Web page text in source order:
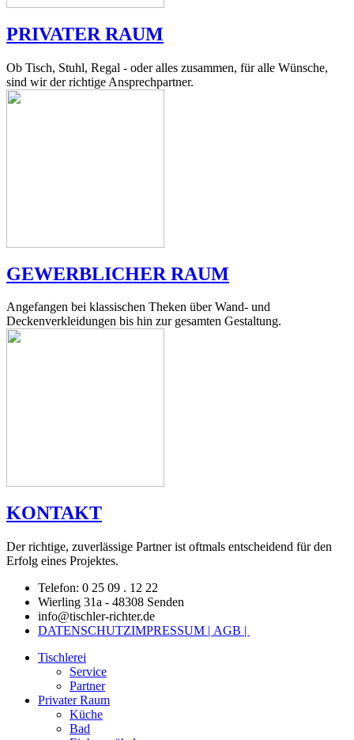
PRIVATER RAUM
Ob Tisch, Stuhl, Regal - oder alles zusammen, für alle Wünsche,
sind wir der richtige Ansprechpartner.
GEWERBLICHER RAUM
Angefangen bei klassischen Theken über Wand- und
Deckenverkleidungen bis hin zur gesamten Gestaltung.
KONTAKT
Der richtige, zuverlässige Partner ist oftmals entscheidend für den
Erfolg eines Projektes.
Telefon: 0 25 09 . 12 22
Wierling 31a - 48308 Senden
info@tischler-richter.de
DATENSCHUTZIMPRESSUM | AGB |
Tischlerei
Service
Partner
Privater Raum
Küche
Bad